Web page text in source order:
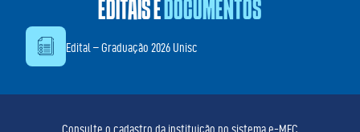
EDITAIS E DOCUMENTOS
Edital – Graduação 2026 Unisc
Consulte o cadastro da instituição no sistema e-MEC